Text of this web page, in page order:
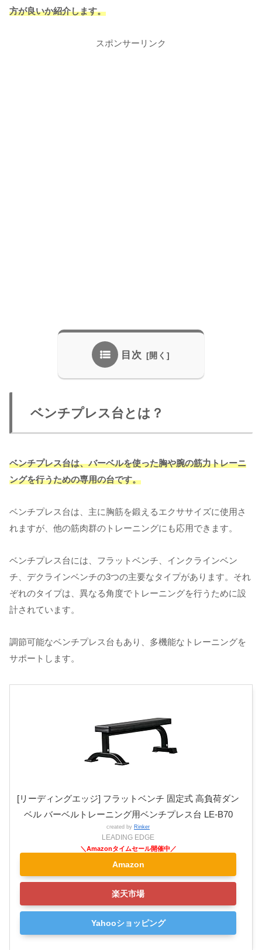
方が良いか紹介します。
スポンサーリンク
目次
ベンチプレス台とは？
ベンチプレス台は、バーベルを使った胸や腕の筋力トレーニ
ングを行うための専用の台です。
ベンチプレス台は、主に胸筋を鍛えるエクササイズに使用さ
れますが、他の筋肉群のトレーニングにも応用できます。
ベンチプレス台には、フラットベンチ、インクラインベン
チ、デクラインベンチの3つの主要なタイプがあります。それ
ぞれのタイプは、異なる角度でトレーニングを行うために設
計されています。
調節可能なベンチプレス台もあり、多機能なトレーニングを
サポートします。
[リーディングエッジ] フラットベンチ 固定式 高負荷ダン
ベル バーベルトレーニング用ベンチプレス台 LE-B70
created by Rinker
LEADING EDGE
Amazon
楽天市場
Yahooショッピング